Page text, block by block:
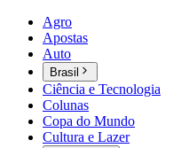
Agro
Apostas
Auto
Brasil
Ciência e Tecnologia
Colunas
Copa do Mundo
Cultura e Lazer